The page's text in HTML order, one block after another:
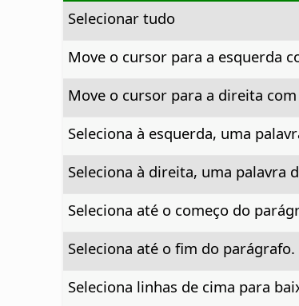
Selecionar tudo
Move o cursor para a esquerda
Move o cursor para a direita com
Seleciona à esquerda, uma
Seleciona à direita, uma palavra
Seleciona até o começo do
Seleciona até o fim do
Seleciona linhas de cima para